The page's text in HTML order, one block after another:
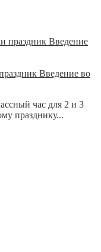
Введение во
час для 2 и 3
празднику...